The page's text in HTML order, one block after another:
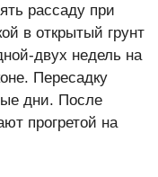
рассаду при
в открытый грунт
двух недель на
Пересадку
дни. После
прогретой на